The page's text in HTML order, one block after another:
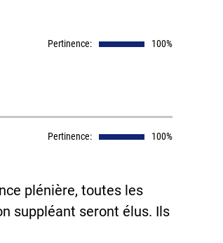
Pertinence: 100%
Pertinence: 100%
plénière, toutes les
suppléant seront élus. Ils